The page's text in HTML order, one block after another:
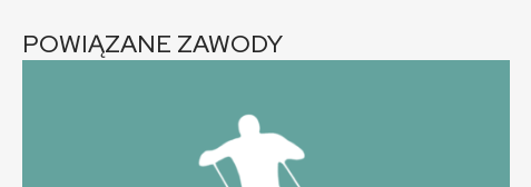
POWIĄZANE ZAWODY